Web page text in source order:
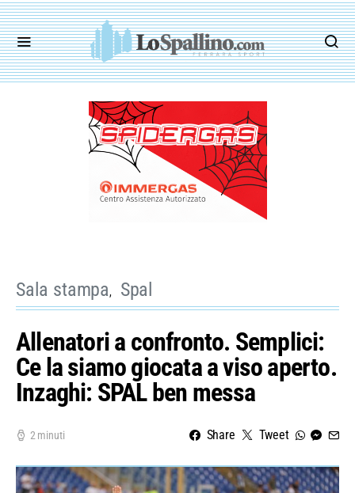
Sala stampa Spal
Allenatori a confronto. Semplici:
Ce la siamo giocata a viso aperto.
Inzaghi: SPAL ben messa
2 minuti Share Tweet